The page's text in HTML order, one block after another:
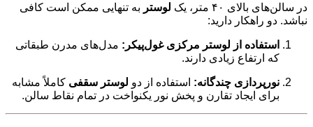
در سالن‌های بالای ۴۰ متر، یک لوستر به تنهایی ممکن است کافی
نباشد. دو راهکار دارید:
استفاده از لوستر مرکزی غول‌پیکر: مدل‌های مدرن طبقاتی
که ارتفاع زیادی دارند.
نورپردازی چندگانه: استفاده از دو لوستر سقفی کاملاً مشابه
برای ایجاد تقارن و پخش نور یکنواخت در تمام نقاط سالن.